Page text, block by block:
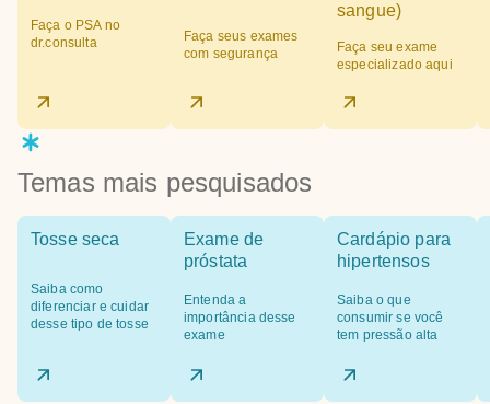
Faça o PSA no
dr.consulta
Faça seus exames
com segurança
sangue)
Faça seu exame
especializado aqui
Temas mais pesquisados
Tosse seca
Saiba como
diferenciar e cuidar
desse tipo de tosse
Exame de
próstata
Entenda a
importância desse
exame
Cardápio para
hipertensos
Saiba o que
consumir se você
tem pressão alta